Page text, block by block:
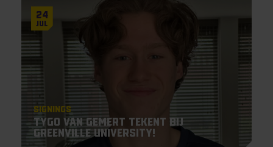
24
Jul
Signings
Tygo van Gemert tekent bij
Greenville University!